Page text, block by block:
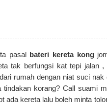
pasal bateri kereta kong
tak berfungsi kat tepi jalan
rumah dengan niat suci
tindakan korang? Call suami
ada kereta lalu boleh minta